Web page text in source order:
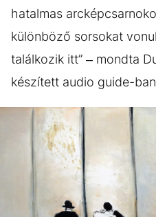
hatalmas
különböző sorsokat
találkozik itt” – mondta
készített audio guide-